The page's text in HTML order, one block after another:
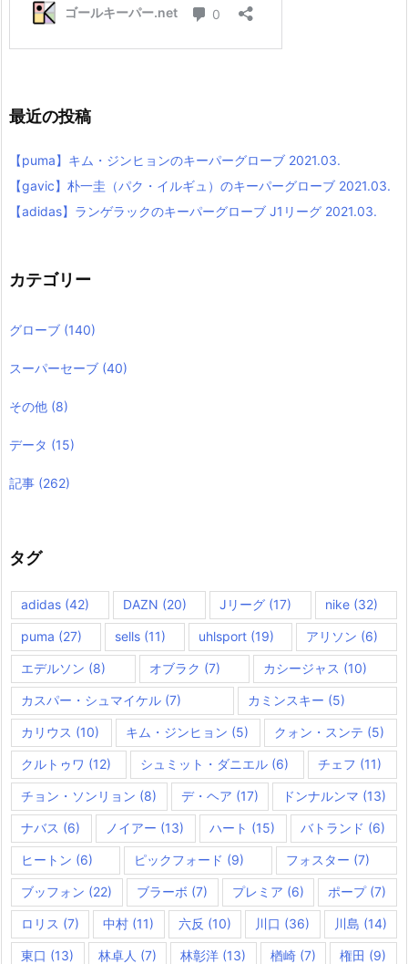
最近の投稿
【puma】キム・ジンヒョンのキーパーグローブ 2021.03.
【gavic】朴一圭（パク・イルギュ）のキーパーグローブ 2021.03.
【adidas】ランゲラックのキーパーグローブ J1リーグ 2021.03.
カテゴリー
グローブ (140)
スーパーセーブ (40)
その他 (8)
データ (15)
記事 (262)
タグ
adidas (42) DAZN (20) Jリーグ (17) nike(32)
puma (27) sells(11) uhlsport(19) アリソン (6)
エデルソン (8) オブラク (7) カシージャス (10)
カスパー・シュマイケル (7) カミンスキー (5)
カリウス (10) キム・ジンヒョン (5) クォン・スンテ (5)
クルトゥワ (12) シュミット・ダニエル (6) チェフ (11)
チョン・ソンリョン (8) デ・ヘア (17) ドンナルンマ (13)
ナバス (6) ノイアー (13) ハート (15) バトランド (6)
ヒートン (6) ピックフォード (9) フォスター (7)
ブッフォン (22) ブラーボ (7) プレミア (6) ポープ(7)
ロリス (7) 中村 (11) 六反 (10) 川口 (36) 川島 (14)
東口 (13) 林卓人 (7) 林彰洋 (13) 楢崎(7) 権田 (9)